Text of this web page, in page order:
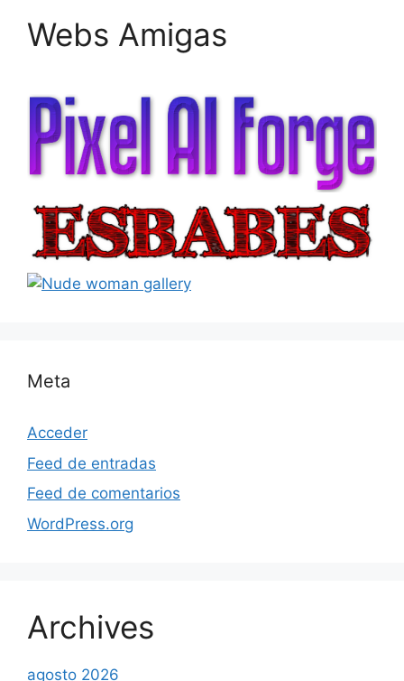
Webs Amigas
Meta
Acceder
Feed de entradas
Feed de comentarios
WordPress.org
Archives
agosto 2026